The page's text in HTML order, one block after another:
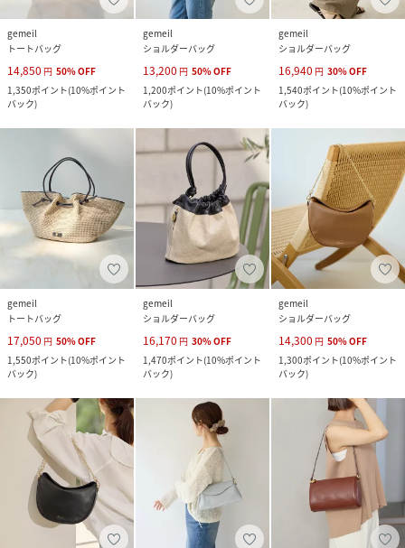
gemeil
トートバッグ
14,850 円 50%OFF
1,350ポイント(10%ポイント
バック)
gemeil
ショルダーバッグ
13,200 円 50%OFF
1,200ポイント(10%ポイント
バック)
gemeil
ショルダーバッグ
16,940 円 30%OFF
1,540ポイント(10%ポイント
バック)
gemeil
トートバッグ
17,050 円 50%OFF
1,550ポイント(10%ポイント
バック)
gemeil
ショルダーバッグ
16,170 円 30%OFF
1,470ポイント(10%ポイント
バック)
gemeil
ショルダーバッグ
14,300 円 50%OFF
1,300ポイント(10%ポイント
バック)